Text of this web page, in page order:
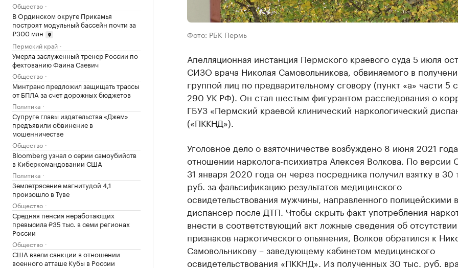
Общество
В Ординском округе Прикамья
построят модульный бассейн почти за
₽300 млн
Пермский край
Умерла заслуженный тренер России по
фехтованию Фаина Саевич
Общество
Минтранс предложил защищать трассы
от БПЛА за счет дорожных бюджетов
Политика
Супруге главы издательства «Джем»
предъявили обвинение в
мошенничестве
Общество
Bloomberg узнал о серии самоубийств
в Киберкомандовании США
Политика
Землетрясение магнитудой 4,1
произошло в Туве
Общество
Средняя пенсия неработающих
превысила ₽35 тыс. в семи регионах
России
Общество
США ввели санкции в отношении
военного атташе Кубы в России
Фото: РБК Пермь
Апелляционная инстанция Пермского краевого суда 5 июля
СИЗО врача Николая Самовольникова, обвиняемого в
группой лиц по предварительному сговору (пункт «а» части 5
290 УК РФ). Он стал шестым фигурантом расследования о
ГБУЗ «Пермский краевой клинический наркологический
(«ПККНД»).
Уголовное дело о взяточничестве возбуждено 8 июня 2021
отношении нарколога-психиатра Алексея Волкова. По версии
31 января 2020 года он через посредника получил взятку в 30
руб. за фальсификацию результатов медицинского
освидетельствования мужчины, направленного полицейскими в
диспансер после ДТП. Чтобы скрыть факт употребления
внести в соответствующий акт ложные сведения об отсутствии
признаков наркотического опьянения, Волков обратился к
Самовольникову – заведующему кабинетом медицинского
освидетельствования «ПККНД». Из полученных 30 тыс. руб.